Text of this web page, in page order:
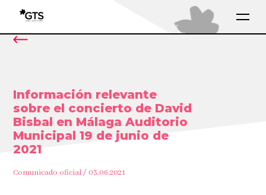
Información relevante
sobre el concierto de David
Bisbal en Málaga Auditorio
Municipal 19 de junio de
2021
Comunicado oficial / 03.06.2021